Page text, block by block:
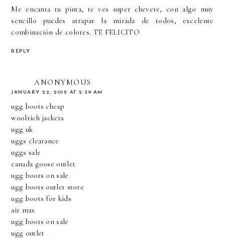
Me encanta tu pinta, te ves super chevere, con algo muy
sencillo puedes atrapar la mirada de todos, excelente
combinación de colores. TE FELICITO
REPLY
ANONYMOUS
JANUARY 22, 2015 AT 2:39 AM
ugg boots cheap
woolrich jackets
ugg uk
uggs clearance
uggs sale
canada goose outlet
ugg boots on sale
ugg boots outlet store
ugg boots for kids
air max
ugg boots on sale
ugg outlet